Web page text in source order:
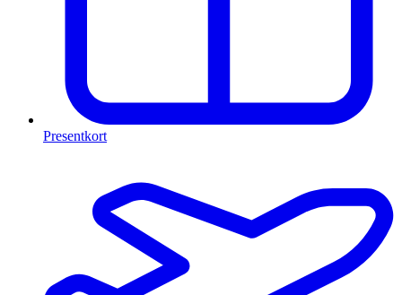
Presentkort